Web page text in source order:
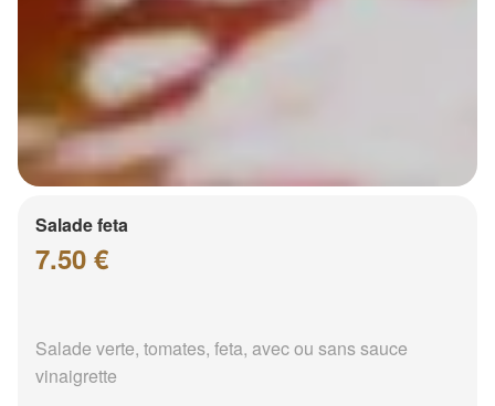
Salade feta
7.50 €
Salade verte, tomates, feta, avec ou sans sauce
vinaigrette